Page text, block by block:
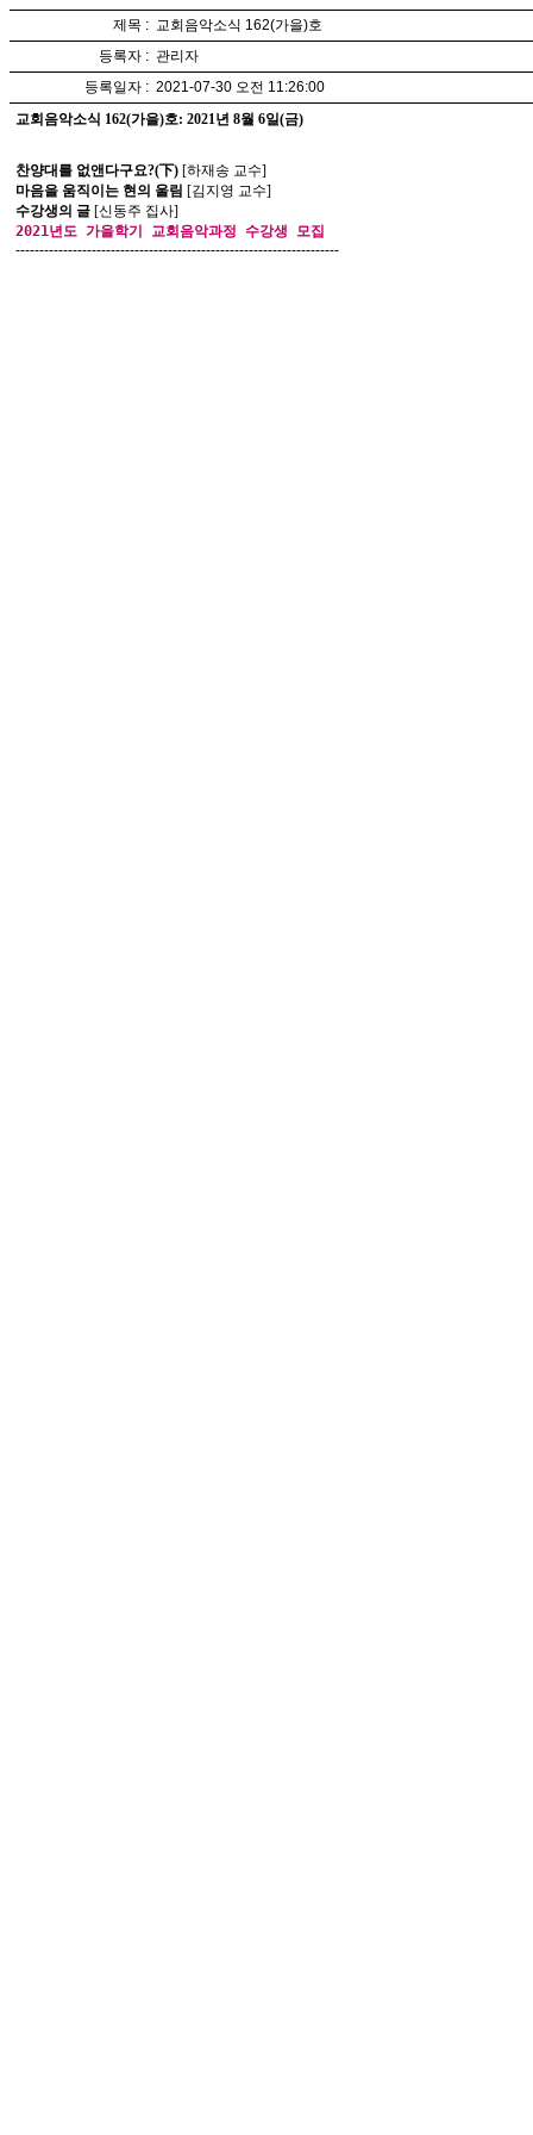
제목 : 교회음악소식 162(가을)호
등록자 : 관리자
등록일자 : 2021-07-30 오전 11:26:00
교회음악소식 162(가을)호: 2021년 8월 6일(금)
찬양대를 없앤다구요?(下) [하재송 교수]
마음을 움직이는 현의 울림 [김지영 교수]
수강생의 글 [신동주 집사]
2021년도 가을학기 교회음악과정 수강생 모집
--------------------------------------------------------------------